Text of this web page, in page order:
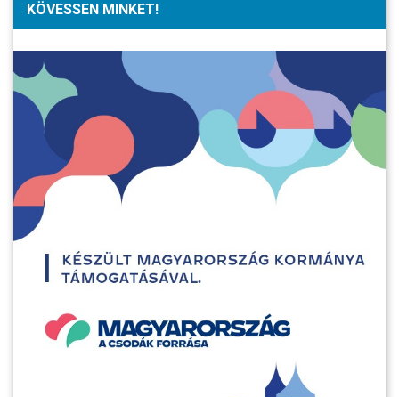
KÖVESSEN MINKET!